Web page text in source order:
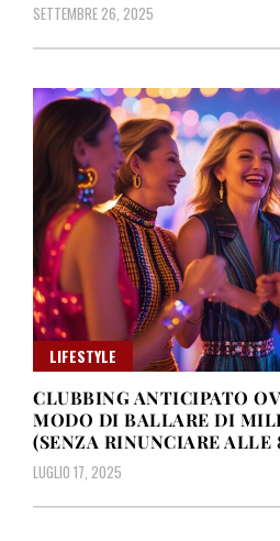
SETTEMBRE 26, 2025
LIFESTYLE
CLUBBING ANTICIPATO
MODO DI BALLARE DI
(SENZA RINUNCIARE ALLE
LUGLIO 17, 2025